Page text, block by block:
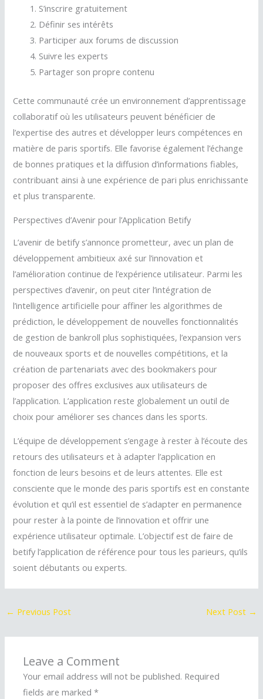
S’inscrire gratuitement
Définir ses intérêts
Participer aux forums de discussion
Suivre les experts
Partager son propre contenu
Cette communauté crée un environnement d’apprentissage
collaboratif où les utilisateurs peuvent bénéficier de
l’expertise des autres et développer leurs compétences en
matière de paris sportifs. Elle favorise également l’échange
de bonnes pratiques et la diffusion d’informations fiables,
contribuant ainsi à une expérience de pari plus enrichissante
et plus transparente.
Perspectives d’Avenir pour l’Application Betify
L’avenir de betify s’annonce prometteur, avec un plan de
développement ambitieux axé sur l’innovation et
l’amélioration continue de l’expérience utilisateur. Parmi les
perspectives d’avenir, on peut citer l’intégration de
l’intelligence artificielle pour affiner les algorithmes de
prédiction, le développement de nouvelles fonctionnalités
de gestion de bankroll plus sophistiquées, l’expansion vers
de nouveaux sports et de nouvelles compétitions, et la
création de partenariats avec des bookmakers pour
proposer des offres exclusives aux utilisateurs de
l’application. L’application reste globalement un outil de
choix pour améliorer ses chances dans les sports.
L’équipe de développement s’engage à rester à l’écoute des
retours des utilisateurs et à adapter l’application en
fonction de leurs besoins et de leurs attentes. Elle est
consciente que le monde des paris sportifs est en constante
évolution et qu’il est essentiel de s’adapter en permanence
pour rester à la pointe de l’innovation et offrir une
expérience utilisateur optimale. L’objectif est de faire de
betify l’application de référence pour tous les parieurs, qu’ils
soient débutants ou experts.
← Previous Post Next Post →
Leave a Comment
Your email address will not be published. Required
fields are marked*